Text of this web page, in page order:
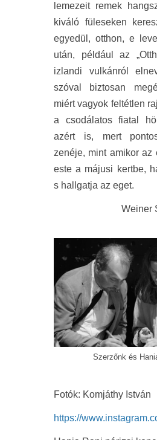
lemezeit remek
kiváló füleseken
egyedül, otthon, e
után, például az
izlandi vulkánról
szóval biztosan
miért vagyok feltétlen
a csodálatos fiatal
azért is, mert
zenéje, mint amikor az
este a májusi kertbe,
s hallgatja az eget.
Weiner
Szerzőnk és
Fotók: Komjáthy István
https://